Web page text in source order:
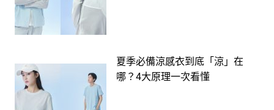
夏季必備涼感衣到底「涼」在
哪？4大原理一次看懂